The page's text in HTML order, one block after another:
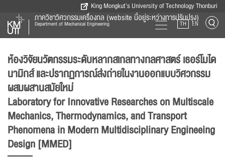
King Mongkut’s University of Technology Thonburi
ภาควิชาวิศวกรรมเครื่องกล (website นี้อยู่ระหว่างการปรับปรุง)
Department of Mechanical Engineering TH EN
ห้องวิจัยนวัตกรรมระดับหลากสเกลทางกลศาสตร์ เธอร์โมได
นามิกส์ และปรากฏการณ์ส่งถ่ายในงานออกแบบวิศวกรรม
ผสมผสานสมัยใหม่
Laboratory for Innovative Researches on Multiscale
Mechanics, Thermodynamics, and Transport
Phenomena in Modern Multidisciplinary Engineeing
Design [MMED]